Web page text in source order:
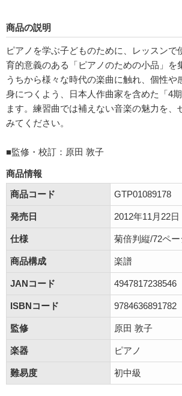
商品の説明
ピアノを学ぶ子どものために、レッスンで
育的意義のある「ピアノのための小品」を
うちから様々な時代の楽曲に触れ、個性や
身につくよう、日本人作曲家を含めた「4
ます。練習曲では補えない音楽の魅力を、
みてください。
■監修・校訂：原田 敦子
商品情報
商品コード
GTP01089178
発売日 2012年11月22日
仕様 菊倍判縦/72ペー
商品構成 楽譜
JANコード 4947817238546
ISBNコード 9784636891782
監修 原田 敦子
楽器 ピアノ
難易度 初中級